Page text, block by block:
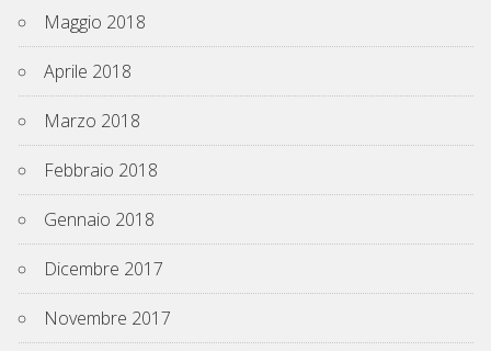
Maggio 2018
Aprile 2018
Marzo 2018
Febbraio 2018
Gennaio 2018
Dicembre 2017
Novembre 2017